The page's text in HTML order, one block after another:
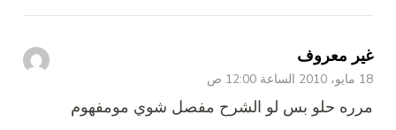
غير معروف
18 مايو، 2010 الساعة 12:00 ص
مرره حلو بس لو الشرح مفصل شوي مومفهوم